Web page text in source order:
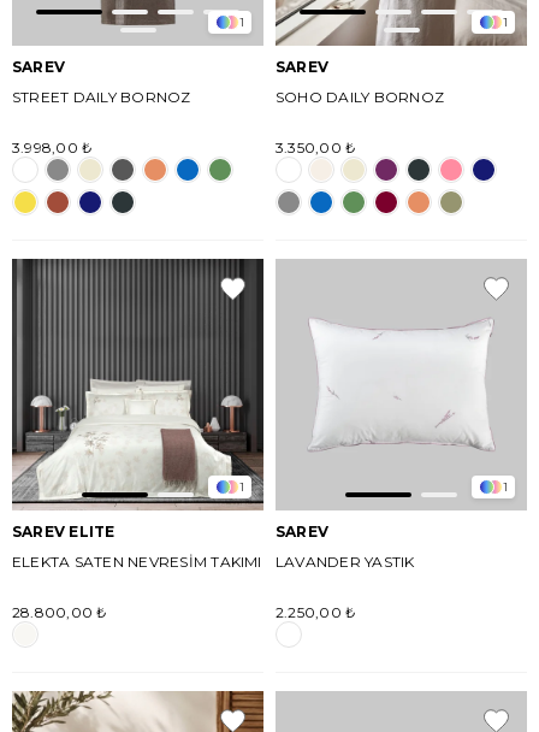
1
SAREV
STREET DAILY BORNOZ
3.998,00 ₺
1
SAREV
SOHO DAILY BORNOZ
3.350,00 ₺
1
SAREV ELITE
ELEKTA SATEN NEVRESİM TAKIMI
28.800,00 ₺
1
SAREV
LAVANDER YASTIK
2.250,00 ₺